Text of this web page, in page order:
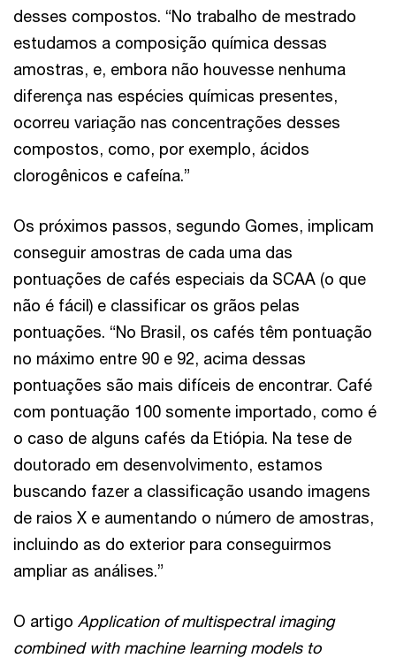
desses compostos. “No trabalho de mestrado
estudamos a composição química dessas
amostras, e, embora não houvesse nenhuma
diferença nas espécies químicas presentes,
ocorreu variação nas concentrações desses
compostos, como, por exemplo, ácidos
clorogênicos e cafeína.”
Os próximos passos, segundo Gomes, implicam
conseguir amostras de cada uma das
pontuações de cafés especiais da SCAA (o que
não é fácil) e classificar os grãos pelas
pontuações. “No Brasil, os cafés têm pontuação
no máximo entre 90 e 92, acima dessas
pontuações são mais difíceis de encontrar. Café
com pontuação 100 somente importado, como é
o caso de alguns cafés da Etiópia. Na tese de
doutorado em desenvolvimento, estamos
buscando fazer a classificação usando imagens
de raios X e aumentando o número de amostras,
incluindo as do exterior para conseguirmos
ampliar as análises.”
O artigo Application of multispectral imaging
combined with machine learning models to